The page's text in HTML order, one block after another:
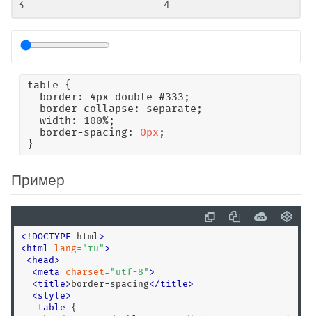
3
4
table {
  border: 4px double #333;
  border-collapse: separate;
  width: 100%;
  border-spacing:
0px ;
}
Пример
< ! DOCTYPE html >
< html lang= " ru " >
< head >
<meta charset= " utf-8 " >
<title> border-spacing</title>
<style>
table {
:autofill
:buffering
:default
:defined
:disabled
:enabled
:first
:first-of-type
:focus
:focus-visible
:focus-within
:fullscreen